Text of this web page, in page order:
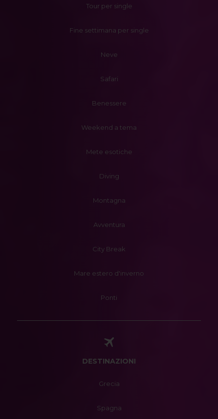
Tour per single
Fine settimana per single
Neve
Safari
Benessere
Weekend a tema
Mete esotiche
Diving
Montagna
Avventura
City Break
Mare estero d'inverno
Ponti
DESTINAZIONI
Grecia
Spagna